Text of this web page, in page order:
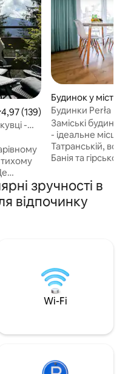
оцінка: 4,97 з 5,
4,97 (139)
-
і
року.
Будинок у місті
a
Будинки Perła
Заміські будинки
- ідеальне місце
Татранській,
Банія та
спальнями,
обладнаною
кімнатою з
Ідеально підходить для
день прибуття
депозит у
зручності в
відпочинку
Wi-Fi